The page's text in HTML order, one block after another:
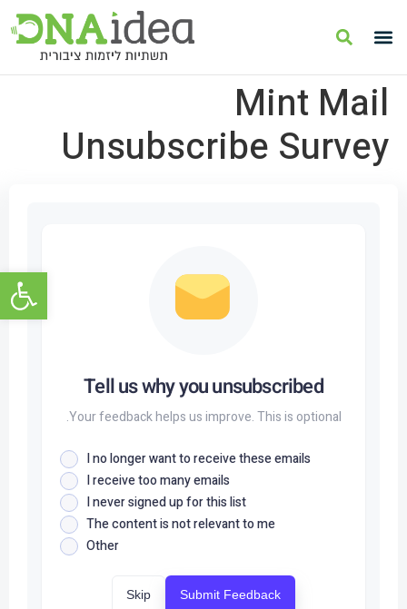
פתח
Mint Mail
Unsubscribe Survey
Tell us why you unsubscribed
Your feedback helps us improve. This is optional.
I no longer want to receive these emails
I receive too many emails
I never signed up for this list
The content is not relevant to me
Other
Submit Feedback
Skip